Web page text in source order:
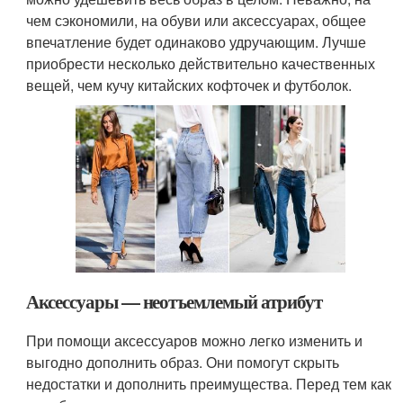
чем сэкономили, на обуви или аксессуарах, общее
впечатление будет одинаково удручающим. Лучше
приобрести несколько действительно качественных
вещей, чем кучу китайских кофточек и футболок.
Аксессуары — неотъемлемый атрибут
При помощи аксессуаров можно легко изменить и
выгодно дополнить образ. Они помогут скрыть
недостатки и дополнить преимущества. Перед тем как